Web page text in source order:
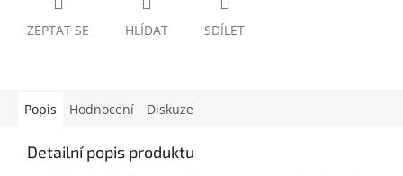
ZEPTAT SE HLÍDAT SDÍLET
Popis Hodnocení Diskuze
Detailní popis produktu